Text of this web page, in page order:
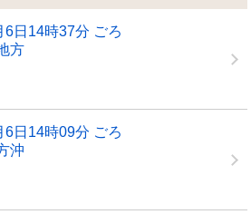
6日14時37分 ごろ
方
6日14時09分 ごろ
沖